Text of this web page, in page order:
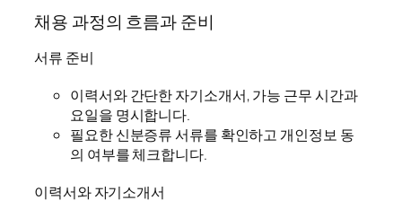
채용 과정의 흐름과 준비
서류 준비
이력서와 간단한 자기소개서, 가능 근무 시간과
요일을 명시합니다.
필요한 신분증류 서류를 확인하고 개인정보 동
의 여부를 체크합니다.
이력서와 자기소개서